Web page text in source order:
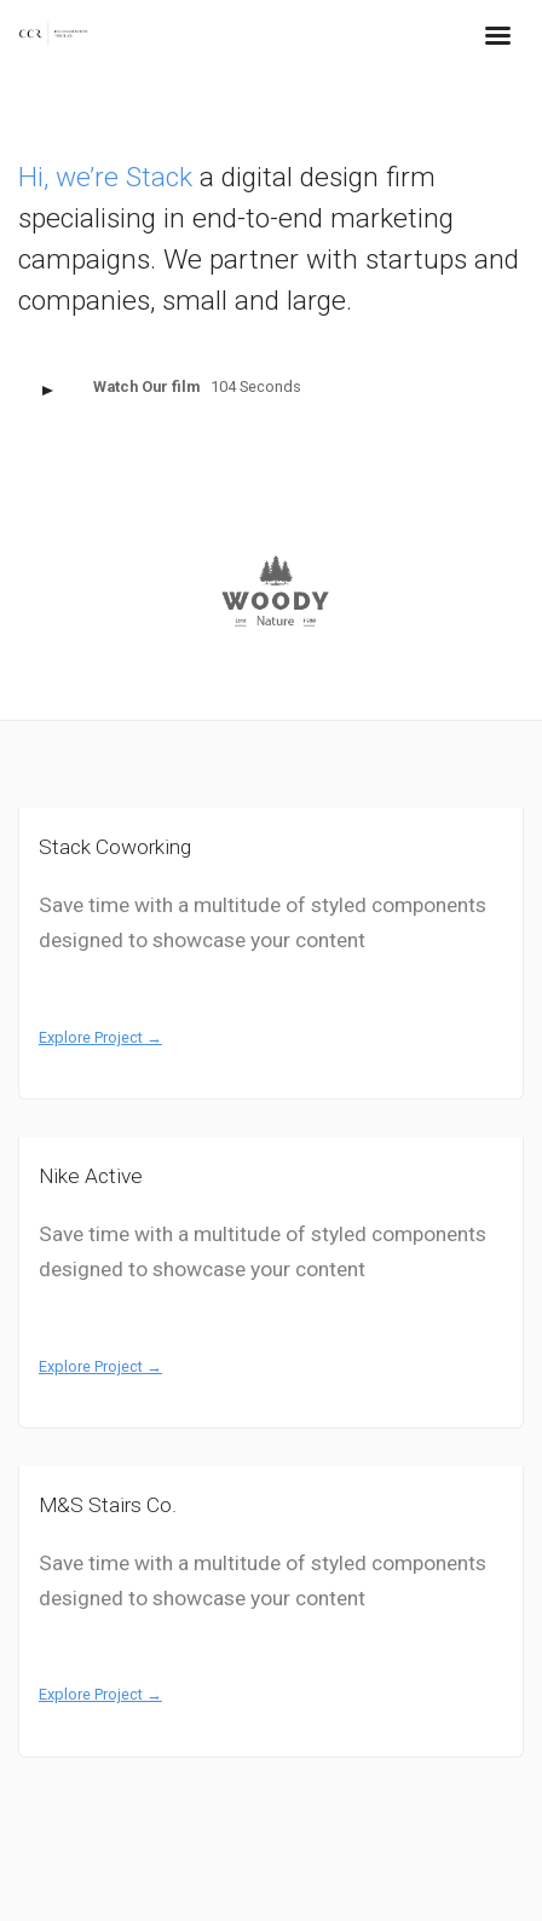
Hi, we’re Stack a digital design firm
specialising in end-to-end marketing
campaigns. We partner with startups and
companies, small and large.
Watch Our film 104 Seconds
Stack Coworking
Save time with a multitude of styled components
designed to showcase your content
Explore Project →
Nike Active
Save time with a multitude of styled components
designed to showcase your content
Explore Project →
M&S Stairs Co.
Save time with a multitude of styled components
designed to showcase your content
Explore Project →